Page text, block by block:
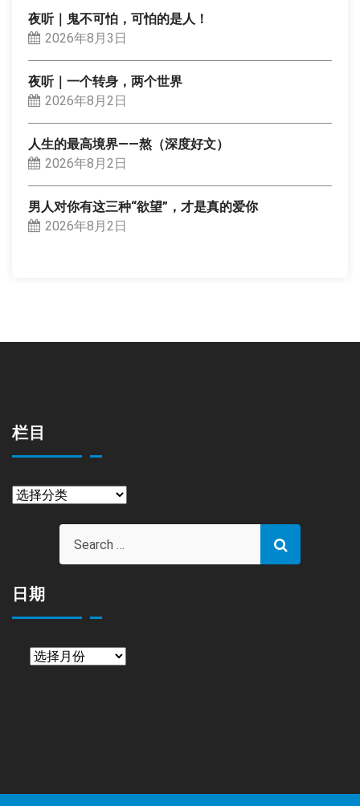
夜听｜鬼不可怕，可怕的是人！
2026年8月3日
夜听｜一个转身，两个世界
2026年8月2日
人生的最高境界——熬（深度好文）
2026年8月2日
男人对你有这三种“欲望”，才是真的爱你
2026年8月2日
栏目
栏
日期